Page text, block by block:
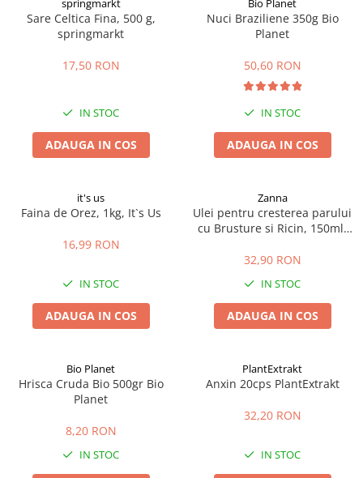
Batoane proteice
Pentru antrenament
Mama si copilul
Sarcina si alaptare
Ceaiuri medicinale compuse
Ceaiuri Maté
Cafea verde
Alte produse din Cocos
springmarkt
Sare Celtica Fina, 500 g,
springmarkt
17,50 RON
IN STOC
ADAUGA IN COS
Bio Planet
Nuci Braziliene 350g Bio
Planet
50,60 RON
IN STOC
ADAUGA IN COS
it's us
Faina de Orez, 1kg, It`s Us
16,99 RON
IN STOC
ADAUGA IN COS
Zanna
Ulei pentru cresterea parului
cu Brusture si Ricin, 150ml,
32,90 RON
IN STOC
ADAUGA IN COS
Bio Planet
Hrisca Cruda Bio 500gr Bio
Planet
8,20 RON
IN STOC
PlantExtrakt
Anxin 20cps PlantExtrakt
32,20 RON
IN STOC